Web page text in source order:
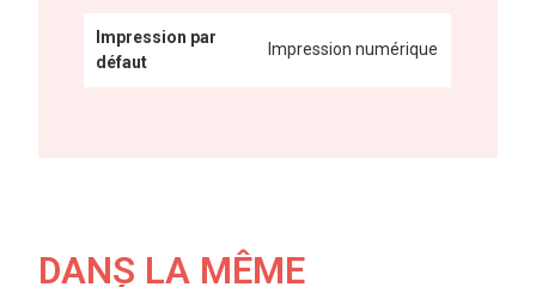
Impression par
défaut
Impression numérique
DANS LA MÊME